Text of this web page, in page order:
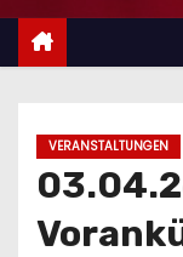
VERANSTALTUNGEN